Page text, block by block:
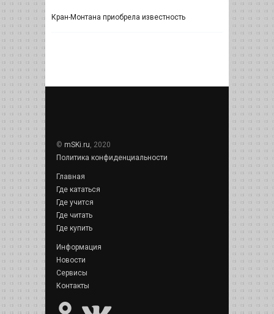
Кран-Монтана приобрела известность
© mSKi.ru, 2020
Политика конфиденциальности
Главная
Где кататься
Где учится
Где читать
Где купить
Информация
Новости
Сервисы
Контакты